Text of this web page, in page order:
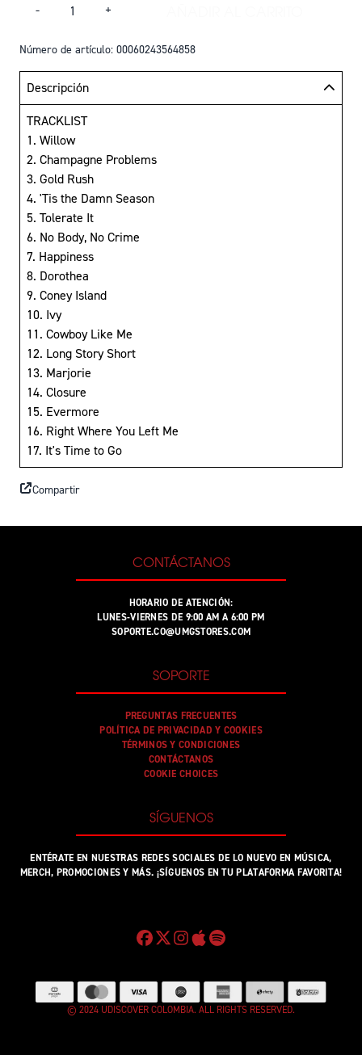
- +
Número de artículo: 00060243564858
Descripción
TRACKLIST
1. Willow
2. Champagne Problems
3. Gold Rush
4. 'Tis the Damn Season
5. Tolerate It
6. No Body, No Crime
7. Happiness
8. Dorothea
9. Coney Island
10. Ivy
11. Cowboy Like Me
12. Long Story Short
13. Marjorie
14. Closure
15. Evermore
16. Right Where You Left Me
17. It's Time to Go
Compartir
CONTÁCTANOS
HORARIO DE ATENCIÓN:
LUNES-VIERNES DE 9:00 AM A 6:00 PM
SOPORTE.CO@UMGSTORES.COM
SOPORTE
PREGUNTAS FRECUENTES
POLÍTICA DE PRIVACIDAD Y COOKIES
TÉRMINOS Y CONDICIONES
CONTÁCTANOS
COOKIE CHOICES
SÍGUENOS
ENTÉRATE EN NUESTRAS REDES SOCIALES DE LO NUEVO EN MÚSICA,
MERCH, PROMOCIONES Y MÁS. ¡SÍGUENOS EN TU PLATAFORMA FAVORITA!
© 2024 UDISCOVER COLOMBIA. ALL RIGHTS RESERVED.